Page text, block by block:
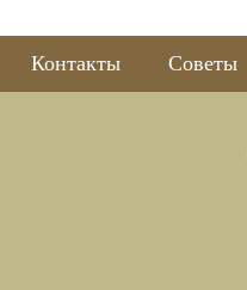
Контакты Советы